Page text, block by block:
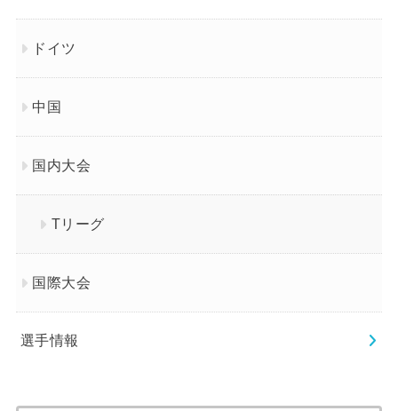
ドイツ
中国
国内大会
Tリーグ
国際大会
選手情報